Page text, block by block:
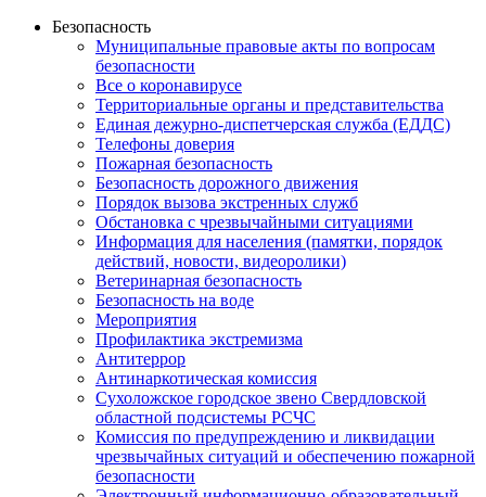
Безопасность
Муниципальные правовые акты по вопросам
безопасности
Все о коронавирусе
Территориальные органы и представительства
Единая дежурно-диспетчерская служба (ЕДДС)
Телефоны доверия
Пожарная безопасность
Безопасность дорожного движения
Порядок вызова экстренных служб
Обстановка с чрезвычайными ситуациями
Информация для населения (памятки, порядок
действий, новости, видеоролики)
Ветеринарная безопасность
Безопасность на воде
Мероприятия
Профилактика экстремизма
Антитеррор
Антинаркотическая комиссия
Сухоложское городское звено Свердловской
областной подсистемы РСЧС
Комиссия по предупреждению и ликвидации
чрезвычайных ситуаций и обеспечению пожарной
безопасности